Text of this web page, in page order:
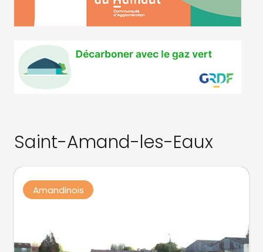
Saint-Amand-les-Eaux
Amandinois